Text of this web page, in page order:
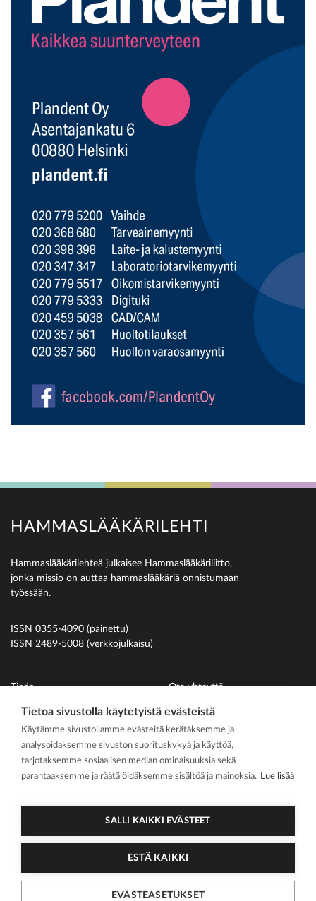
HAMMASLÄÄKÄRILEHTI
Hammaslääkärilehteä julkaisee Hammaslääkäriliitto,
jonka missio on auttaa hammaslääkäriä onnistumaan
työssään.
ISSN 0355-4090 (painettu)
ISSN 2489-5008 (verkkojulkaisu)
Tiede
Uutiset
Ihmiset
På svenska
Kirjoitusohjeet
Ota yhteyttä
Suomen Hammaslääkäriliitto
Tietoa sivustolla käytetyistä evästeistä
Käytämme sivustollamme evästeitä kerätäksemme ja
analysoidaksemme sivuston suorituskykyä ja käyttöä,
tarjotaksemme sosiaalisen median ominaisuuksia sekä
parantaaksemme ja räätälöidäksemme sisältöä ja mainoksia. Lue lisää
SALLI KAIKKI EVÄSTEET
ESTÄ KAIKKI
EVÄSTEASETUKSET